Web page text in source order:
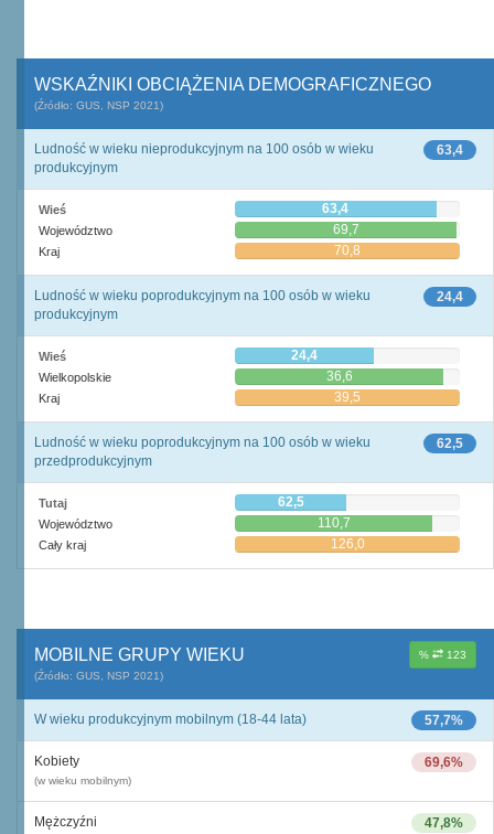
WSKAŹNIKI OBCIĄŻENIA DEMOGRAFICZNEGO
(Źródło: GUS, NSP 2021)
63,4
Ludność w wieku nieprodukcyjnym na 100 osób w wieku
produkcyjnym
Wieś 63,4
Województwo 69,7
Kraj 70,8
24,4
Ludność w wieku poprodukcyjnym na 100 osób w wieku
produkcyjnym
Wieś 24,4
Wielkopolskie 36,6
Kraj 39,5
62,5
Ludność w wieku poprodukcyjnym na 100 osób w wieku
przedprodukcyjnym
Tutaj 62,5
Województwo 110,7
Cały kraj 126,0
% 123
MOBILNE GRUPY WIEKU
(Źródło: GUS, NSP 2021)
57,7%
W wieku produkcyjnym mobilnym (18-44 lata)
69,6%
Kobiety
(w wieku mobilnym)
47,8%
Mężczyźni